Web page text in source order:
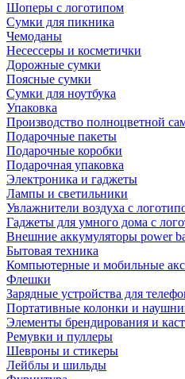
Шоперы с логотипом
Сумки для пикника
Чемоданы
Несессеры и косметички
Дорожные сумки
Поясные сумки
Сумки для ноутбука
Упаковка
Производство полноцветной
Подарочные пакеты
Подарочные коробки
Подарочная упаковка
Электроника и гаджеты
Лампы и светильники
Увлажнители воздуха с
Гаджеты для умного дома с
Внешние аккумуляторы power
Бытовая техника
Компьютерные и мобильные
Флешки
Зарядные устройства для
Портативные колонки и
Элементы брендирования и
Ремувки и пуллеры
Шевроны и стикеры
Лейблы и шильды